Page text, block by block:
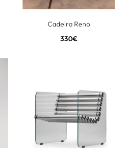
Cadeira Reno
330€